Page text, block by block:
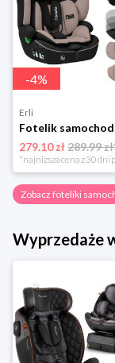
-4%
Erli
279.10 zł289.99
Zobacz foteliki
Wyprzedaże